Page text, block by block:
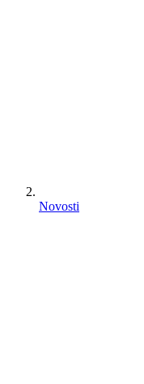
Novosti